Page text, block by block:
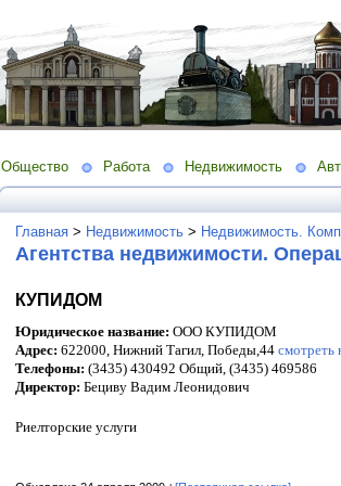
Общество Работа Недвижимость
Главная > Недвижимость > Недвижимость.
Агентства недвижимости.
КУПИДОМ
Юридическое название: ООО КУПИДОМ
Адрес: 622000, Нижний Тагил, Победы,44 смотреть
Телефоны: (3435) 430492 Общий, (3435) 469586
Директор: Бециву Вадим Леонидович
Риелторские услуги